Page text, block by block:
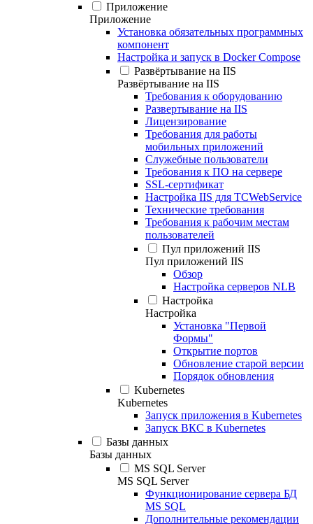
Приложение
Приложение
Установка обязательных программных
компонент
Настройка и запуск в Docker Compose
Развёртывание на IIS
Развёртывание на IIS
Требования к оборудованию
Развертывание на IIS
Лицензирование
Требования для работы
мобильных приложений
Служебные пользователи
Требования к ПО на сервере
SSL-сертификат
Настройка IIS для TCWebService
Технические требования
Требования к рабочим местам
пользователей
Пул приложений IIS
Пул приложений IIS
Обзор
Настройка серверов NLB
Настройка
Настройка
Установка "Первой
Формы"
Открытие портов
Обновление старой версии
Порядок обновления
Kubernetes
Kubernetes
Запуск приложения в Kubernetes
Запуск ВКС в Kubernetes
Базы данных
Базы данных
MS SQL Server
MS SQL Server
Функционирование сервера БД
MS SQL
Дополнительные рекомендации